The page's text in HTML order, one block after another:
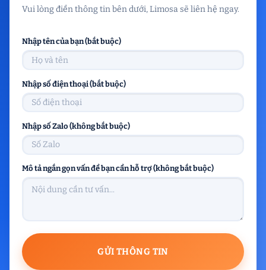
Vui lòng điền thông tin bên dưới, Limosa sẽ liên hệ ngay.
Nhập tên của bạn (bắt buộc)
Nhập số điện thoại (bắt buộc)
Nhập số Zalo (không bắt buộc)
Mô tả ngắn gọn vấn đề bạn cần hỗ trợ (không bắt buộc)